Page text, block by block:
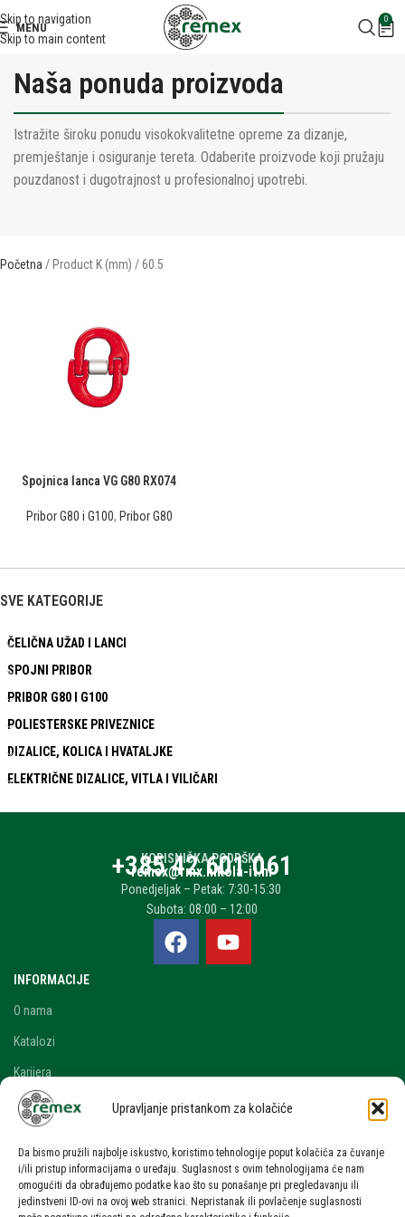
Upravljanje pristankom za kolačiće
Da bismo pružili najbolje iskustvo, koristimo tehnologije poput kolačića za čuvanje
i/ili pristup informacijama o uređaju. Suglasnost s ovim tehnologijama će nam
omogućiti da obrađujemo podatke kao što su ponašanje pri pregledavanju ili
jedinstveni ID-ovi na ovoj web stranici. Nepristanak ili povlačenje suglasnosti
Skip to navigation
Skip to main content
MENU
0
Naša ponuda proizvoda
Istražite široku ponudu visokokvalitetne opreme za dizanje,
premještanje i osiguranje tereta. Odaberite proizvode koji pružaju
pouzdanost i dugotrajnost u profesionalnoj upotrebi.
Početna Product K (mm) 60.5
Spojnica lanca VG G80 RX074
Pribor G80 i G100, Pribor G80
SVE KATEGORIJE
ČELIČNA UŽAD I LANCI
SPOJNI PRIBOR
PRIBOR G80 I G100
POLIESTERSKE PRIVEZNICE
DIZALICE, KOLICA I HVATALJKE
ELEKTRIČNE DIZALICE, VITLA I VILIČARI
KORISNIČKA PODRŠKA
+385 42 601 061
remex@rmx.nikola-it.hr
Ponedjeljak – Petak: 7:30-15:30
Subota: 08:00 – 12:00
INFORMACIJE
O nama
Katalozi
Karijera
Blog i novosti
RAČUN
Moj račun